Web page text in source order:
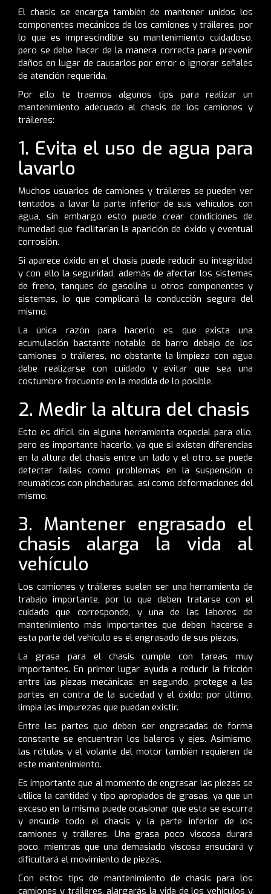
El chasis se encarga también de mantener unidos los
componentes mecánicos de los camiones y tráileres, por
lo que es imprescindible su mantenimiento cuidadoso,
pero se debe hacer de la manera correcta para prevenir
daños en lugar de causarlos por error o ignorar señales
de atención requerida.
Por ello te traemos algunos tips para realizar un
mantenimiento adecuado al chasis de los camiones y
tráileres:
1. Evita el uso de agua para
lavarlo
Muchos usuarios de camiones y tráileres se pueden ver
tentados a lavar la parte inferior de sus vehículos con
agua, sin embargo esto puede crear condiciones de
humedad que facilitarían la aparición de óxido y eventual
corrosión.
Si aparece óxido en el chasis puede reducir su integridad
y con ello la seguridad, además de afectar los sistemas
de freno, tanques de gasolina u otros componentes y
sistemas, lo que complicará la conducción segura del
mismo.
La única razón para hacerlo es que exista una
acumulación bastante notable de barro debajo de los
camiones o tráileres, no obstante la limpieza con agua
debe realizarse con cuidado y evitar que sea una
costumbre frecuente en la medida de lo posible.
2. Medir la altura del chasis
Esto es difícil sin alguna herramienta especial para ello,
pero es importante hacerlo, ya que si existen diferencias
en la altura del chasis entre un lado y el otro, se puede
detectar fallas como problemas en la suspensión o
neumáticos con pinchaduras, así como deformaciones del
mismo.
3. Mantener engrasado el
chasis alarga la vida al
vehículo
Los camiones y tráileres suelen ser una herramienta de
trabajo importante, por lo que deben tratarse con el
cuidado que corresponde, y una de las labores de
mantenimiento más importantes que deben hacerse a
esta parte del vehículo es el engrasado de sus piezas.
La grasa para el chasis cumple con tareas muy
importantes. En primer lugar ayuda a reducir la fricción
entre las piezas mecánicas; en segundo, protege a las
partes en contra de la suciedad y el óxido; por último,
limpia las impurezas que puedan existir.
Entre las partes que deben ser engrasadas de forma
constante se encuentran los baleros y ejes. Asimismo,
las rótulas y el volante del motor también requieren de
este mantenimiento.
Es importante que al momento de engrasar las piezas se
utilice la cantidad y tipo apropiados de grasas, ya que un
exceso en la misma puede ocasionar que esta se escurra
y ensucie todo el chasis y la parte inferior de los
camiones y tráileres. Una grasa poco viscosa durará
poco, mientras que una demasiado viscosa ensuciará y
dificultará el movimiento de piezas.
Con estos tips de mantenimiento de chasis para los
camiones y tráileres, alargarás la vida de los vehículos y